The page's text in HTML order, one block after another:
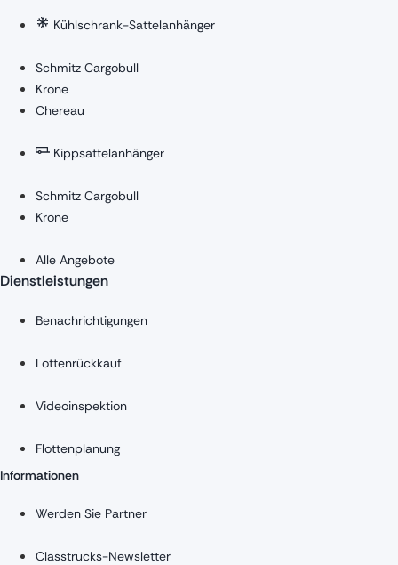
Kühlschrank-Sattelanhänger
Schmitz Cargobull
Krone
Chereau
Kippsattelanhänger
Schmitz Cargobull
Krone
Alle Angebote
Dienstleistungen
Benachrichtigungen
Lottenrückkauf
Videoinspektion
Flottenplanung
Informationen
Werden Sie Partner
Classtrucks-Newsletter